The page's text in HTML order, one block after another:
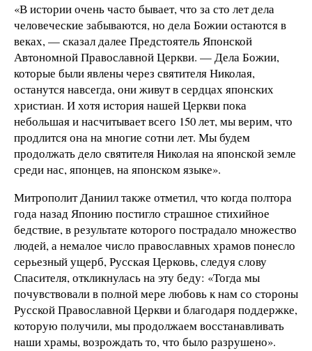
«В истории очень часто бывает, что за сто лет дела
человеческие забываются, но дела Божии остаются в
веках, — сказал далее Предстоятель Японской
Автономной Православной Церкви. — Дела Божии,
которые были явлены через святителя Николая,
останутся навсегда, они живут в сердцах японских
христиан. И хотя история нашей Церкви пока
небольшая и насчитывает всего 150 лет, мы верим, что
продлится она на многие сотни лет. Мы будем
продолжать дело святителя Николая на японской земле
среди нас, японцев, на японском языке».
Митрополит Даниил также отметил, что когда полтора
года назад Японию постигло страшное стихийное
бедствие, в результате которого пострадало множество
людей, а немалое число православных храмов понесло
серьезный ущерб, Русская Церковь, следуя слову
Спасителя, откликнулась на эту беду: «Тогда мы
почувствовали в полной мере любовь к нам со стороны
Русской Православной Церкви и благодаря поддержке,
которую получили, мы продолжаем восстанавливать
наши храмы, возрождать то, что было разрушено».